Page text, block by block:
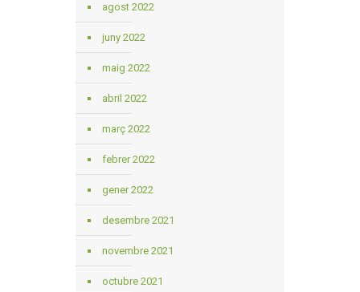
agost 2022
juny 2022
maig 2022
abril 2022
març 2022
febrer 2022
gener 2022
desembre 2021
novembre 2021
octubre 2021